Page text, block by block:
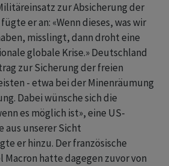
zur Absicherung der
er an: «Wenn dieses, was wir
misslingt, dann droht eine
globale Krise.» Deutschland
zur Sicherung der freien
- etwa bei der Minenräumung
Dabei wünsche sich die
es möglich ist», eine US-
aus unserer Sicht
er hinzu. Der französische
Macron hatte dagegen zuvor von